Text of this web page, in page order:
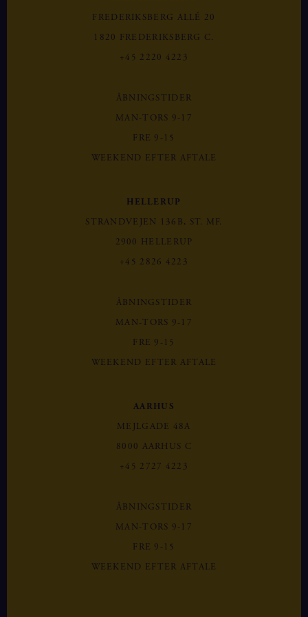
FREDERIKSBERG ALLÉ 20
1820 FREDERIKSBERG C.
+45 2220 4223
ÅBNINGSTIDER
MAN-TORS 9-17
FRE 9-15
WEEKEND EFTER AFTALE
HELLERUP
STRANDVEJEN 136B, ST. MF.
2900 HELLERUP
+45 2826 4223
ÅBNINGSTIDER
MAN-TORS 9-17
FRE 9-15
WEEKEND EFTER AFTALE
AARHUS
MEJLGADE 48A
8000 AARHUS C
+45 2727 4223
ÅBNINGSTIDER
MAN-TORS 9-17
FRE 9-15
WEEKEND EFTER AFTALE